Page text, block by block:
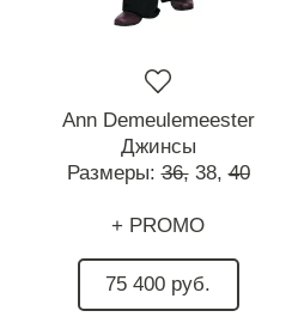
Ann Demeulemeester
Джинсы
Размеры:36, 38, 40
+ PROMO
75 400 руб.